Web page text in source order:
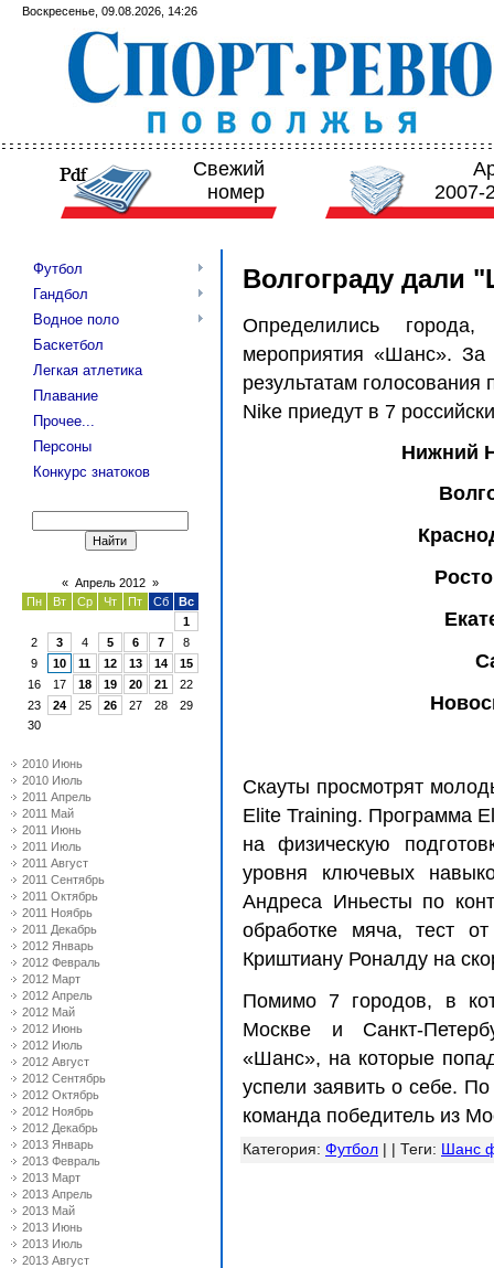
Воскресенье, 09.08.2026, 14:26
Свежий
номер
2007-
Футбол
Гандбол
Водное поло
Баскетбол
Легкая атлетика
Плавание
Прочее...
Персоны
Конкурс знатоков
« Апрель 2012 »
Пн
Вт Ср Чт Пт Сб
Вс
1
2
3 4 5 6 7
8
9
10 11 12 13 14
15
16
17 18 19 20 21
22
23
24 25 26 27 28
29
30
2010 Июнь
2010 Июль
2011 Апрель
2011 Май
2011 Июнь
2011 Июль
2011 Август
2011 Сентябрь
2011 Октябрь
2011 Ноябрь
2011 Декабрь
2012 Январь
2012 Февраль
2012 Март
2012 Апрель
2012 Май
2012 Июнь
2012 Июль
2012 Август
2012 Сентябрь
2012 Октябрь
2012 Ноябрь
2012 Декабрь
2013 Январь
2013 Февраль
2013 Март
2013 Апрель
2013 Май
2013 Июнь
2013 Июль
2013 Август
Волгограду дали
Определились
мероприятия «Шанс».
результатам
Nike приедут в 7
Нижний
Скауты просмотрят
Elite Training. Программа
на физическую
уровня ключевых
Андреса Иньесты по
обработке мяча, тест
Криштиану Роналду на
Помимо 7 городов, в
Москве и Санкт-
«Шанс», на которые
успели заявить о себе.
команда победитель из
Категория: Футбол | | Теги: Шанс